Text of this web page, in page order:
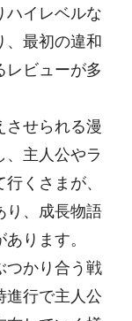
ハイレベルな
、最初の違和
レビューが多
させられる漫
、主人公やラ
くさまが、
り、成長物語
ります。
つかり合う戦
進行で主人公